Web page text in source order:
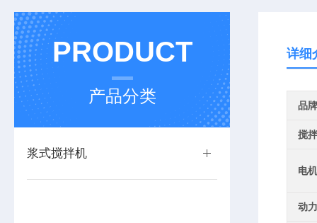
PRODUCT
产品分类
浆式搅拌机
详细
品牌
搅
电
动